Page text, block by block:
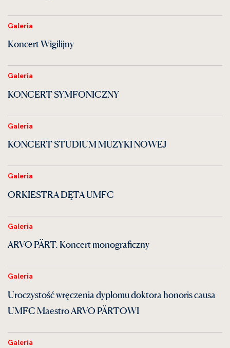
Galeria
Koncert Wigilijny
Galeria
KONCERT SYMFONICZNY
Galeria
KONCERT STUDIUM MUZYKI NOWEJ
Galeria
ORKIESTRA DĘTA UMFC
Galeria
ARVO PÄRT. Koncert monograficzny
Galeria
Uroczystość wręczenia dyplomu doktora honoris causa
UMFC Maestro ARVO PÄRTOWI
Galeria